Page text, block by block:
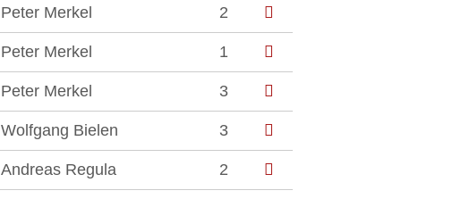
Peter Merkel 2
Peter Merkel 1
Peter Merkel 3
Wolfgang Bielen 3
Andreas Regula 2